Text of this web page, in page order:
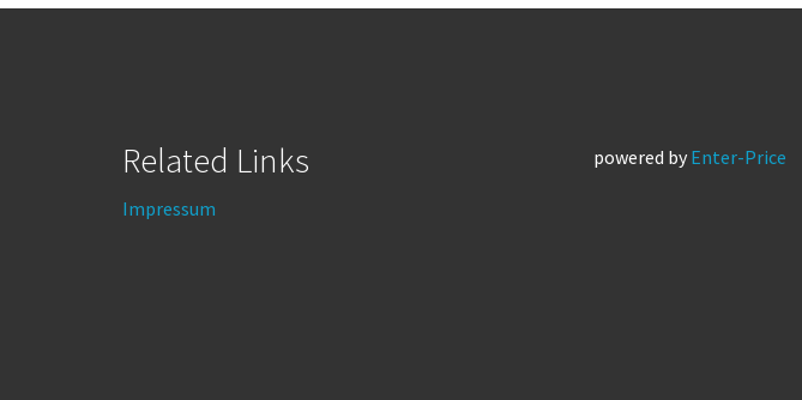
Related Links
Impressum
powered by Enter-Price